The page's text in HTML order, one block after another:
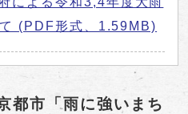
(PDF形式、1.59MB)
市「雨に強いまち